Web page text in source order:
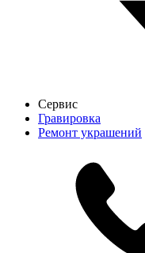
Сервис
Гравировка
Ремонт украшений